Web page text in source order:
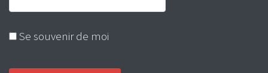
Se souvenir de moi